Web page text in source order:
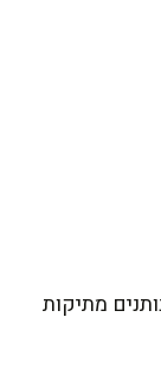
מתיקות